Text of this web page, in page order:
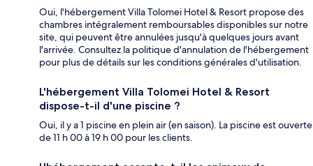
Oui, l'hébergement Villa Tolomei Hotel & Resort propose des
chambres intégralement remboursables disponibles sur notre
site, qui peuvent être annulées jusqu'à quelques jours avant
l'arrivée. Consultez la politique d'annulation de l'hébergement
pour plus de détails sur les conditions générales d'utilisation.
L'hébergement Villa Tolomei Hotel & Resort
dispose-t-il d'une piscine ?
Oui, il y a 1 piscine en plein air (en saison). La piscine est ouverte
de 11 h 00 à 19 h 00 pour les clients.